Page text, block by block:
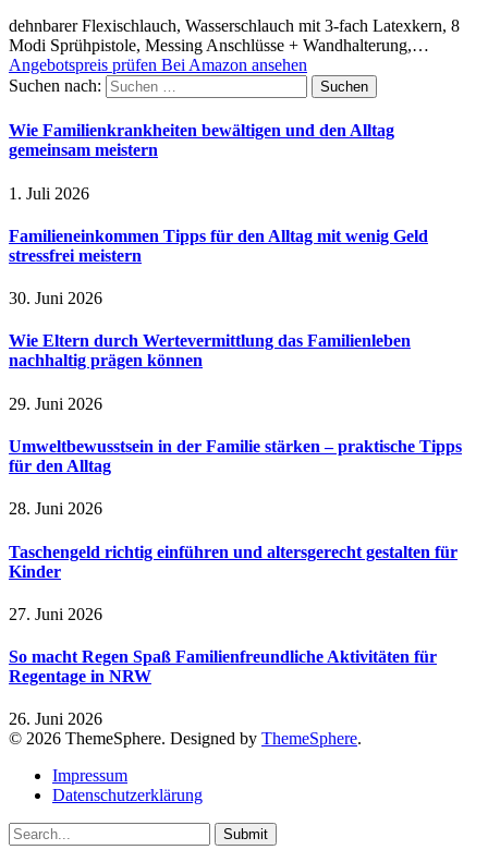
dehnbarer Flexischlauch, Wasserschlauch mit 3-fach Latexkern, 8
Modi Sprühpistole, Messing Anschlüsse + Wandhalterung,…
Angebotspreis prüfen Bei Amazon ansehen
Suchen nach:
Wie Familienkrankheiten bewältigen und den Alltag
gemeinsam meistern
1. Juli 2026
Familieneinkommen Tipps für den Alltag mit wenig Geld
stressfrei meistern
30. Juni 2026
Wie Eltern durch Wertevermittlung das Familienleben
nachhaltig prägen können
29. Juni 2026
Umweltbewusstsein in der Familie stärken – praktische Tipps
für den Alltag
28. Juni 2026
Taschengeld richtig einführen und altersgerecht gestalten für
Kinder
27. Juni 2026
So macht Regen Spaß Familienfreundliche Aktivitäten für
Regentage in NRW
26. Juni 2026
© 2026 ThemeSphere. Designed by ThemeSphere.
Impressum
Datenschutzerklärung
Submit